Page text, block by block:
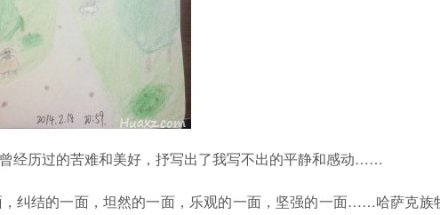
经历过的苦难和美好，抒写出了我写不出的平静和感动……
纠结的一面，坦然的一面，乐观的一面，坚强的一面……哈萨克族